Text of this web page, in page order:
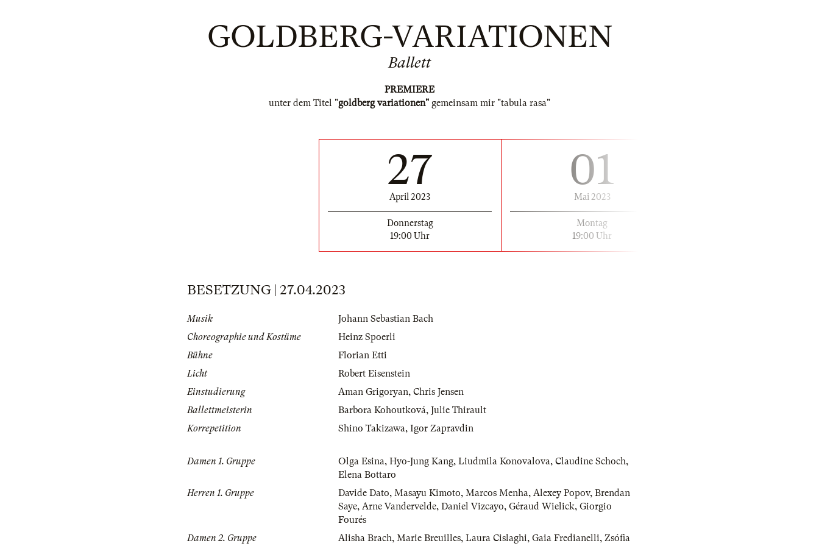
GOLDBERG-VARIATIONEN
Ballett
PREMIERE
unter dem Titel "goldberg variationen" gemeinsam mir "tabula rasa"
27
April 2023
Donnerstag
19:00 Uhr
01
Mai 2023
Montag
19:00 Uhr
BESETZUNG | 27.04.2023
Musik
Johann Sebastian Bach
Choreographie und Kostüme
Heinz Spoerli
Bühne
Florian Etti
Licht
Robert Eisenstein
Einstudierung
Aman Grigoryan, Chris Jensen
Ballettmeisterin
Barbora Kohoutková, Julie Thirault
Korrepetition
Shino Takizawa, Igor Zapravdin
Damen 1. Gruppe Olga Esina, Hyo-Jung Kang, Liudmila Konovalova, Claudine Schoch,
Elena Bottaro
Herren 1. Gruppe
Davide Dato, Masayu Kimoto, Marcos Menha, Alexey Popov, Brendan
Saye, Arne Vandervelde, Daniel Vizcayo, Géraud Wielick, Giorgio
Fourés
Damen 2. Gruppe
Alisha Brach, Marie Breuilles, Laura Cislaghi, Gaia Fredianelli, Zsófia